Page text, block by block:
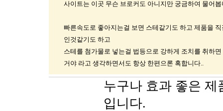
사이트는 이곳 무슨 브로커도 아니지만 궁금하여 물어봅
빠른속도로 좋아지는걸 보면 스테같기도 하고 제품을
인것같기도 하고
스테를 첨가물로 넣는걸 법등으로 강하게 조치를 취하
거야 라고 생각하면서도 항상 한편으론 혹합니다..
누구나 효과 좋은
입니다.